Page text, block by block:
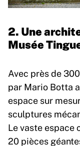
2. Une
Musée
Avec près de
par Mario Botta
espace sur
sculptures
Le vaste espace
20 pièces